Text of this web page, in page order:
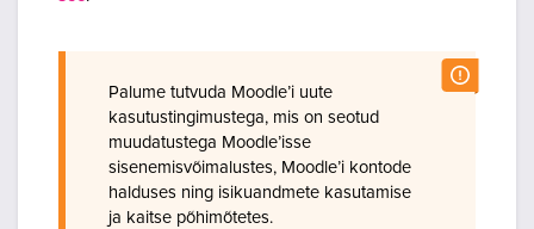
Palume tutvuda Moodle’i uute
kasutustingimustega, mis on seotud
muudatustega Moodle’isse
sisenemisvõimalustes, Moodle’i kontode
halduses ning isikuandmete kasutamise
ja kaitse põhimõtetes.